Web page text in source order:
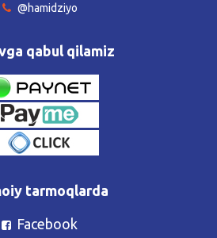
@hamidziyo
qabul qilamiz
tarmoqlarda
Facebook